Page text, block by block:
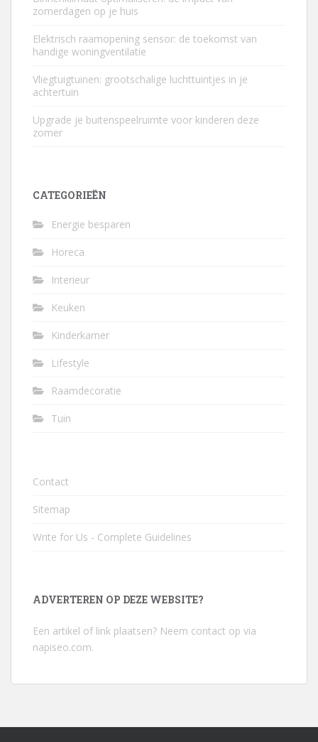
zomerdagen op je huis
Elektrisch raamopening sensor: de toekomst van
handige woningventilatie
Vliegtuigtuinen: grootschalige luchttuintjes in je
achtertuin
Upgrade je buitenspeelruimte voor kinderen deze
zomer
CATEGORIEËN
Energie besparen
Horeca
Interieur
Keuken
Kinderkamer
Lifestyle
Raamdecoratie
Tuin
Contact
Sitemap
Write for Us - Complete Guidelines
ADVERTEREN OP DEZE WEBSITE?
Een artikel of link plaatsen? Neem contact op via
napiseo.com.